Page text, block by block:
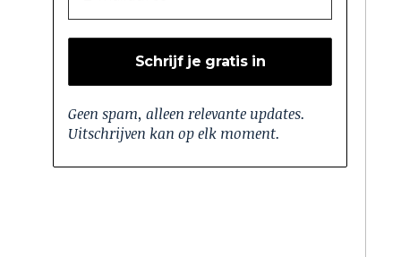
Geen spam, alleen relevante updates.
Uitschrijven kan op elk moment.